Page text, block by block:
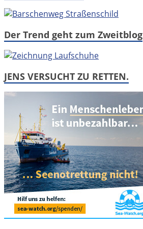
Der Trend geht zum Zweitblog
JENS VERSUCHT ZU RETTEN.